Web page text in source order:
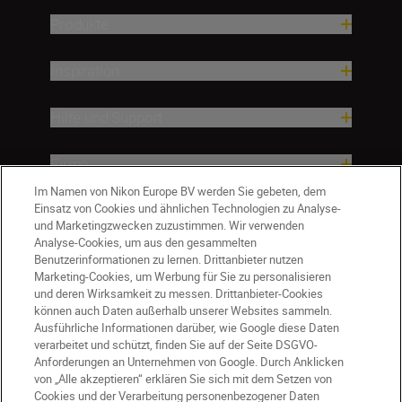
Firma
Im Namen von Nikon Europe BV werden Sie gebeten, dem
Einsatz von Cookies und ähnlichen Technologien zu Analyse-
und Marketingzwecken zuzustimmen. Wir verwenden
Analyse-Cookies, um aus den gesammelten
Benutzerinformationen zu lernen. Drittanbieter nutzen
Marketing-Cookies, um Werbung für Sie zu personalisieren
und deren Wirksamkeit zu messen. Drittanbieter-Cookies
können auch Daten außerhalb unserer Websites sammeln.
Ausführliche Informationen darüber, wie Google diese Daten
verarbeitet und schützt, finden Sie auf der Seite DSGVO-
Anforderungen an Unternehmen von Google. Durch Anklicken
von „Alle akzeptieren“ erklären Sie sich mit dem Setzen von
Cookies und der Verarbeitung personenbezogener Daten